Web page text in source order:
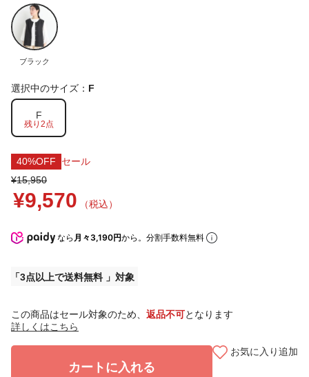
ブラック
選択中のサイズ： F
F
残り2点
40%OFF
セール
¥15,950
¥9,570 （税込）
なら 月々3,190円から。分割手数料無料
3点以上で送料無料
この商品はセール対象のため、 返品不可となります
詳しくはこちら
カートに入れる
お気に入り追加